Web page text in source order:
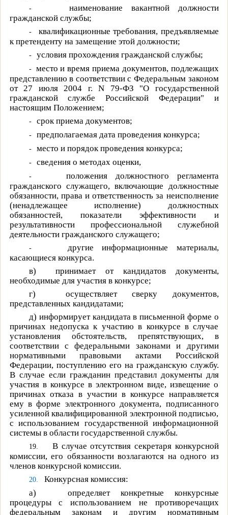
-
наименование вакантной должности
гражданской службы;
-
квалификационные требования, предъявляемые
к претенденту на замещение этой должности;
- условия прохождения гражданской службы;
- место и время приема документов, подлежащих
представлению в соответствии с Федеральным законом
от 27 июля 2004 г. N
79-ФЗ "О государственной
гражданской службе Российской Федерации" и
настоящим Положением;
- срок приема документов;
- предполагаемая дата проведения конкурса;
- место и порядок проведения конкурса;
- сведения о методах оценки,
-
положения должностного регламента
гражданского служащего, включающие должностные
обязанности, права и ответственность за неисполнение
(ненадлежащее исполнение) должностных
обязанностей, показатели эффективности и
результативности профессиональной служебной
деятельности гражданского служащего;
-
другие информационные материалы,
касающиеся конкурса.
в)
принимает от кандидатов документы,
необходимые для участия в конкурсе;
г)
осуществляет сверку документов,
представленных кандидатами;
д) информирует кандидата в письменной форме о
причинах недопуска к участию в конкурсе в случае
установления обстоятельств, препятствующих, в
соответствии с федеральными законами и другими
нормативными правовыми актами Российской
Федерации, поступлению его на гражданскую службу.
В случае если гражданин представил документы для
участия в конкурсе в электронном виде, извещение о
причинах отказа в участии в конкурсе направляется
ему в форме электронного документа, подписанного
усиленной квалифицированной электронной подписью,
с использованием государственной информационной
системы в области государственной службы.
19.
В случае отсутствия секретаря конкурсной
комиссии, его обязанности возлагаются на одного из
членов конкурсной комиссии.
20.
Конкурсная комиссия:
а)
определяет конкретные конкурсные
процедуры с использованием не противоречащих
федеральным законам и другим нормативным